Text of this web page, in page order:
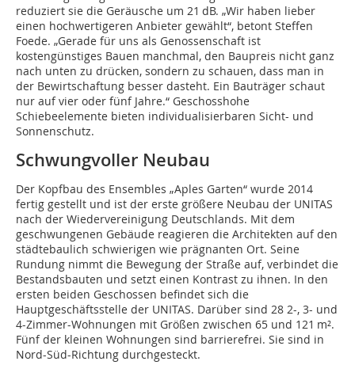
reduziert sie die Geräusche um 21 dB. „Wir haben lieber
einen hochwertigeren Anbieter gewählt“, betont Steffen
Foede. „Gerade für uns als Genossenschaft ist
kostengünstiges Bauen manchmal, den Baupreis nicht ganz
nach unten zu drücken, sondern zu schauen, dass man in
der Bewirtschaftung besser dasteht. Ein Bauträger schaut
nur auf vier oder fünf Jahre.“ Geschosshohe
Schiebeelemente bieten individualisierbaren Sicht- und
Sonnenschutz.
Schwungvoller Neubau
Der Kopfbau des Ensembles „Aples Garten“ wurde 2014
fertig gestellt und ist der erste größere Neubau der UNITAS
nach der Wiedervereinigung Deutschlands. Mit dem
geschwungenen Gebäude reagieren die Architekten auf den
städtebaulich schwierigen wie prägnanten Ort. Seine
Rundung nimmt die Bewegung der Straße auf, verbindet die
Bestandsbauten und setzt einen Kontrast zu ihnen. In den
ersten beiden Geschossen befindet sich die
Hauptgeschäftsstelle der UNITAS. Darüber sind 28 2-, 3- und
4-Zimmer-Wohnungen mit Größen zwischen 65 und 121 m².
Fünf der kleinen Wohnungen sind barrierefrei. Sie sind in
Nord-Süd-Richtung durchgesteckt.